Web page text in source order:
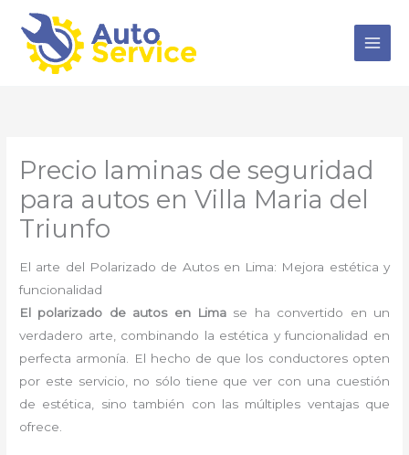
contenido
Precio laminas de seguridad
para autos en Villa Maria del
Triunfo
El arte del Polarizado de Autos en Lima: Mejora estética y
funcionalidad
El polarizado de autos en Lima se ha convertido en un
verdadero arte, combinando la estética y funcionalidad en
perfecta armonía. El hecho de que los conductores opten
por este servicio, no sólo tiene que ver con una cuestión
de estética, sino también con las múltiples ventajas que
ofrece.